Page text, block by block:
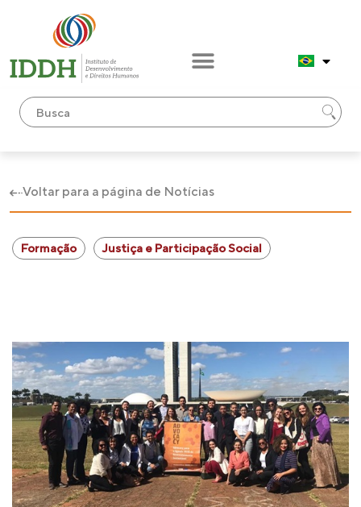
Voltar para a página de Notícias
Formação Justiça e Participação Social